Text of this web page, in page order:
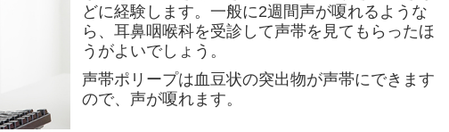
どに経験します。一般に2週間声が嗄れるような
ら、耳鼻咽喉科を受診して声帯を見てもらったほ
うがよいでしょう。
声帯ポリープは血豆状の突出物が声帯にできます
ので、声が嗄れます。